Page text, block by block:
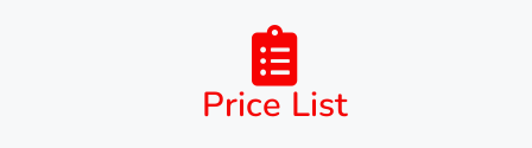
Price List